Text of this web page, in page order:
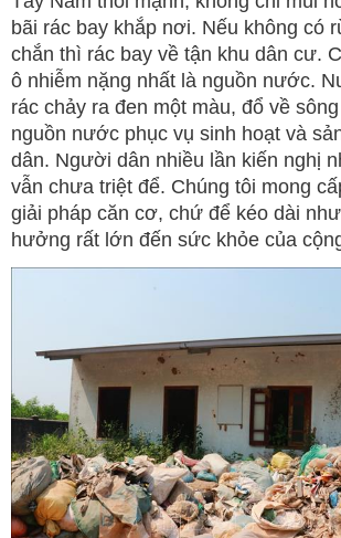
bãi rác bay khắp nơi. Nếu không có
chắn thì rác bay về tận khu dân cư.
ô nhiễm nặng nhất là nguồn nước.
rác chảy ra đen một màu, đổ về
nguồn nước phục vụ sinh hoạt và
dân. Người dân nhiều lần kiến nghị
vẫn chưa triệt để. Chúng tôi mong
giải pháp căn cơ, chứ để kéo dài
hưởng rất lớn đến sức khỏe của